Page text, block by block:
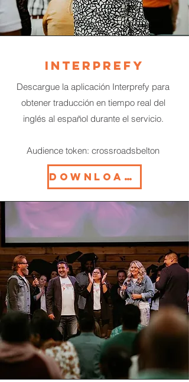
Interprefy
Descargue la aplicación Interprefy para
obtener traducción en tiempo real del
inglés al español durante el servicio.
Audience token: crossroadsbelton
DOWNLOAD HERE